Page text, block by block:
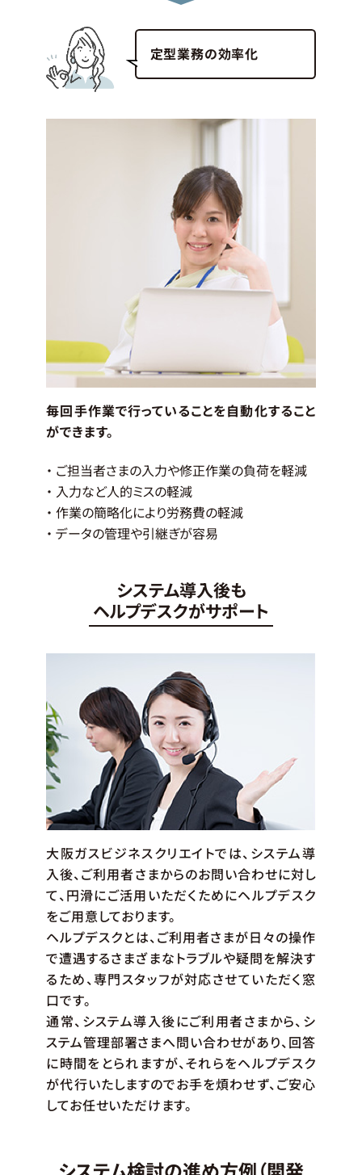
定型業務の効率化
毎回手作業で行っていることを自動化すること
ができます。
・ ご担当者さまの入力や修正作業の負荷を軽減
・ 入力など人的ミスの軽減
・ 作業の簡略化により労務費の軽減
・ データの管理や引継ぎが容易
システム導入後も
ヘルプデスクがサポート
大阪ガスビジネスクリエイトでは、システム導
入後、ご利用者さまからのお問い合わせに対し
て、円滑にご活用いただくためにヘルプデスク
をご用意しております。
ヘルプデスクとは、ご利用者さまが日々の操作
で遭遇するさまざまなトラブルや疑問を解決す
るため、専門スタッフが対応させていただく窓
口です。
通常、システム導入後にご利用者さまから、シ
ステム管理部署さまへ問い合わせがあり、回答
に時間をとられますが、それらをヘルプデスク
が代行いたしますのでお手を煩わせず、ご安心
してお任せいただけます。